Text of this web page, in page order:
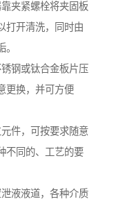
夹紧螺栓将夹固板
打开清洗，同时由
钢或钛合金板片压
更换，并可方便
件，可按要求随意
不同的、工艺的要
液液道，各种介质